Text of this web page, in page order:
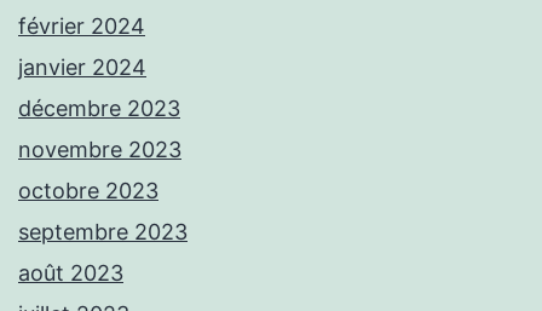
février 2024
janvier 2024
décembre 2023
novembre 2023
octobre 2023
septembre 2023
août 2023